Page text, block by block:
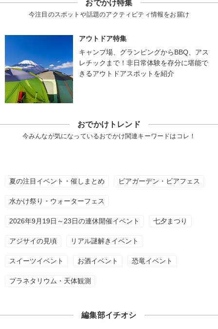
おでかけ特集
今注目のスポットや話題のアクティビティ情報をお届け
アウトドア特集
キャンプ場、グランピングからBBQ、アス
レチックまで！非日常体験を存分に堪能で
きるアウトドアスポットを紹介
おでかけトレンド
今みんなが気になっているおでかけ関連キーワードはコレ！
夏の注目イベント・催しまとめ ビアガーデン・ビアフェス
水かけ祭り・ウォーターフェス
2026年9月19日～23日の連休開催イベント 七夕まつり
アジサイの見頃 リアル謎解きイベント
スイーツイベント お酒イベント 恐竜イベント
プラネタリウム・天体観測
編集部イチオシ